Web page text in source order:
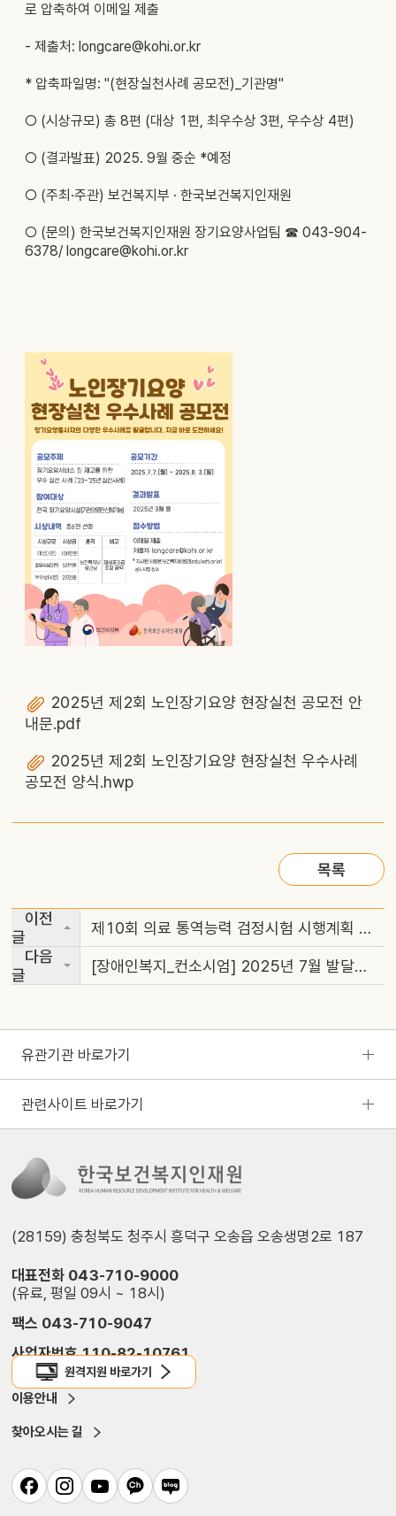
로 압축하여 이메일 제출
- 제출처: longcare@kohi.or.kr
* 압축파일명: "(현장실천사례 공모전)_기관명"
○ (시상규모) 총 8편 (대상 1편, 최우수상 3편, 우수상 4편)
○ (결과발표) 2025. 9월 중순 *예정
○ (주최·주관) 보건복지부 · 한국보건복지인재원
○ (문의) 한국보건복지인재원 장기요양사업팀 ☎ 043-904-
6378/ longcare@kohi.or.kr
2025년 제2회 노인장기요양 현장실천 공모전 안
내문.pdf
2025년 제2회 노인장기요양 현장실천 우수사례
공모전 양식.hwp
목록
이전
글
제10회 의료 통역능력 검정시험 시행계획 공고
다음
글
[장애인복지_컨소시엄] 2025년 7월 발달장애인활동서비스 재직자를 위한 직무역량 강화교육 안내
유관기관 바로가기
관련사이트 바로가기
(28159) 충청북도 청주시 흥덕구 오송읍 오송생명2로 187
대표전화 043-710-9000
(유료, 평일 09시 ~ 18시)
팩스 043-710-9047
사업자번호 110-82-10761
원격지원 바로가기
이용안내
찾아오시는 길